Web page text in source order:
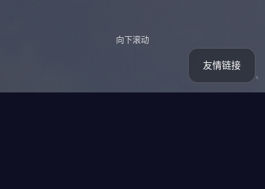
向下滚动
友情链接